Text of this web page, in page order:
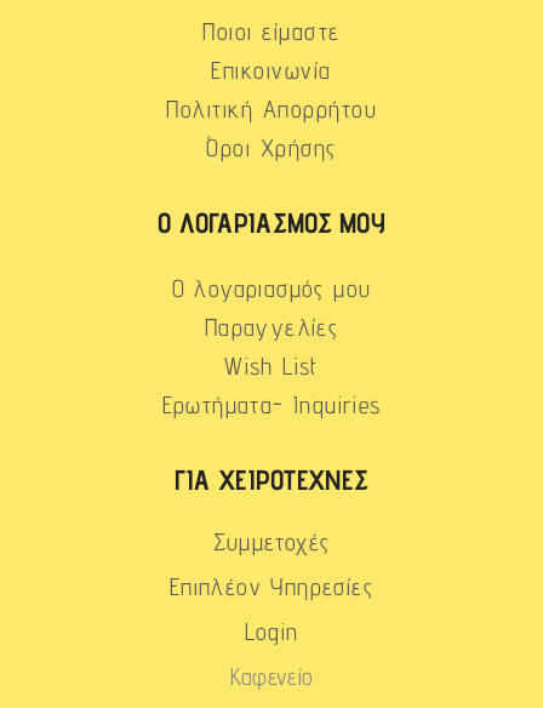
Ποιοι είμαστε
Επικοινωνία
Πολιτική Απορρήτου
Όροι Χρήσης
Ο ΛΟΓΑΡΙΑΣΜΌΣ ΜΟΥ
Ο λογαριασμός μου
Παραγγελίες
Wish List
Ερωτήματα- Inquiries
ΓΙΑ ΧΕΙΡΟΤΈΧΝΕΣ
Συμμετοχές
Επιπλέον Υπηρεσίες
Login
Καφενείο